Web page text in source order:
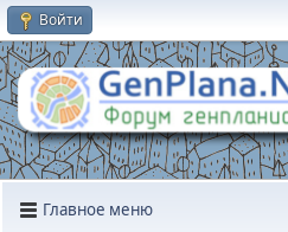
Войти
Главное меню